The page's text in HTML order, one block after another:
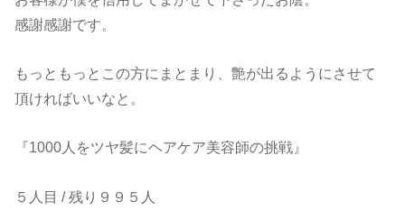
感謝感謝です。
もっともっとこの方にまとまり、艶が出るようにさせて
頂ければいいなと。
『1000人をツヤ髪にヘアケア美容師の挑戦』
５人目 / 残り９９５人